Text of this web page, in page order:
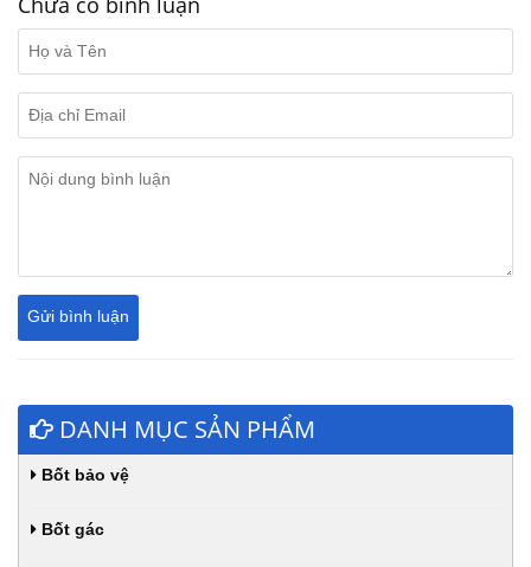
DANH MỤC SẢN PHẨM
Bốt bảo vệ
Bốt gác